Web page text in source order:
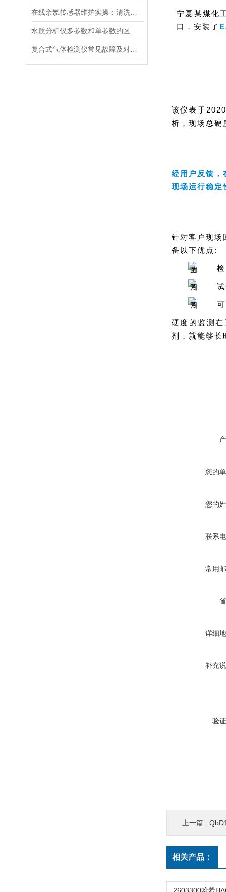
宁夏某煤化
口， 安装了
该仪表于
析，现场总
经用户反馈
现场运行稳定
针对客户现场
备以下优点:
硬度的监测
剂，就能够长
您的
您的
联系
常用
详细
补充
验
上一篇 :
相关产品：